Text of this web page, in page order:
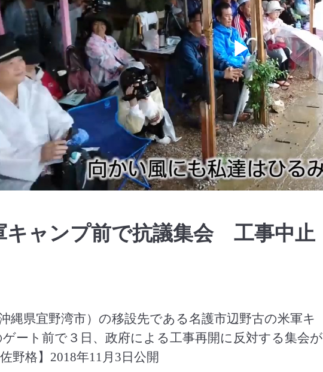
Play
Video
キャンプ前で抗議集会 工事中止
縄県宜野湾市）の移設先である名護市辺野古の米軍キ
ート前で３日、政府による工事再開に反対する集会が
野格】2018年11月3日公開